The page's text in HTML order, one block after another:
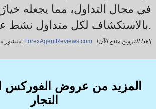
في مجال التداول، مما يجعله
بالاستكشاف لكل متداول نشط على المنصة.
منشور من طرف: ForexAgentReviews.com [هذا الترويج متاح الآن!]
المزيد من عروض الفوركس
التجار